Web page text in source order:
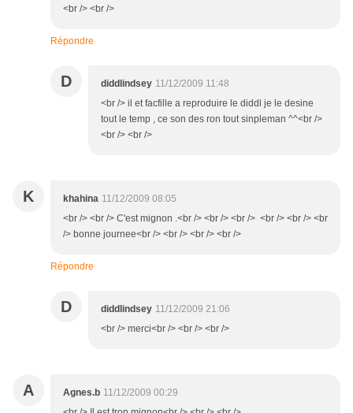
<br /> <br />
Répondre
D diddlindsey 11/12/2009 11:48
<br /> il et facfille a reproduire le diddl je le desine
tout le temp , ce son des ron tout sinpleman ^^<br />
<br /> <br />
K khahina 11/12/2009 08:05
<br /> <br /> C'est mignon .<br /> <br /> <br /> <br /> <br /> <br
/> bonne journee<br /> <br /> <br /> <br />
Répondre
D diddlindsey 11/12/2009 21:06
<br /> merci<br /> <br /> <br />
A Agnes.b 11/12/2009 00:29